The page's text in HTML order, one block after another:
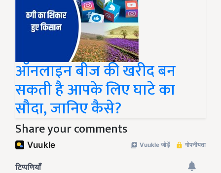
ऑनलाइन बीज की खरीद बन
सकती है आपके लिए घाटे का
सौदा, जानिए कैसे?
Share your comments